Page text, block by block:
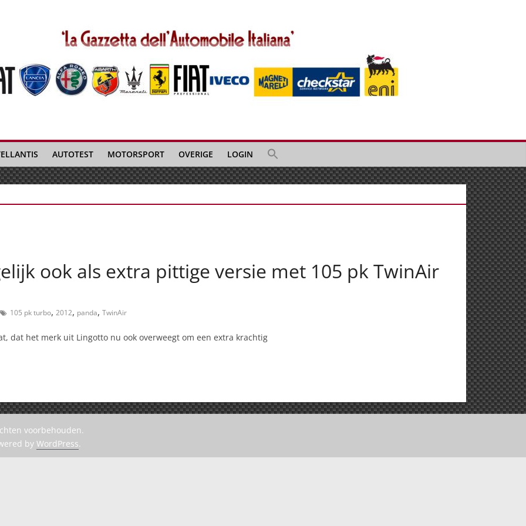
AUTOTEST MOTORSPORT OVERIGE LOGIN
ook als extra pittige versie met 105 pk TwinAir
105 pk turbo, 2012, panda, TwinAir
dat het merk uit Lingotto nu ook overweegt om een extra krachtig
voorbehouden.
by WordPress.